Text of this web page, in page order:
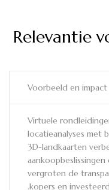
Relevantie
Voorbeeld en impact
Virtuele
locatieanalyses met
3D-landkaarten
aankoopbeslissingen
vergroten de
kopers en